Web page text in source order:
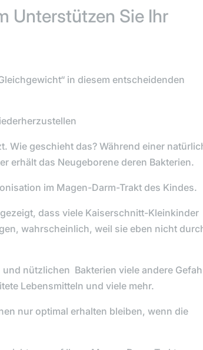
Unterstützen Sie Ihr
in diesem entscheidenden
Wie geschieht das? Während einer
erhält das Neugeborene deren Bakterien.
im Magen-Darm-Trakt des Kindes.
dass viele Kaiserschnitt-Kleinkinder
wahrscheinlich, weil sie eben nicht
nützlichen Bakterien viele andere
Lebensmitteln und viele mehr.
nur optimal erhalten bleiben, wenn die